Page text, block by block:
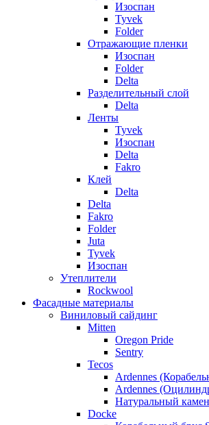
Изоспан
Tyvek
Folder
Отражающие пленки
Изоспан
Folder
Delta
Разделительный слой
Delta
Ленты
Tyvek
Изоспан
Delta
Fakro
Клей
Delta
Delta
Fakro
Folder
Juta
Tyvek
Изоспан
Утеплители
Rockwool
Фасадные материалы
Виниловый сайдинг
Mitten
Oregon Pride
Sentry
Tecos
Ardennes
Ardennes
Натуральный
Docke